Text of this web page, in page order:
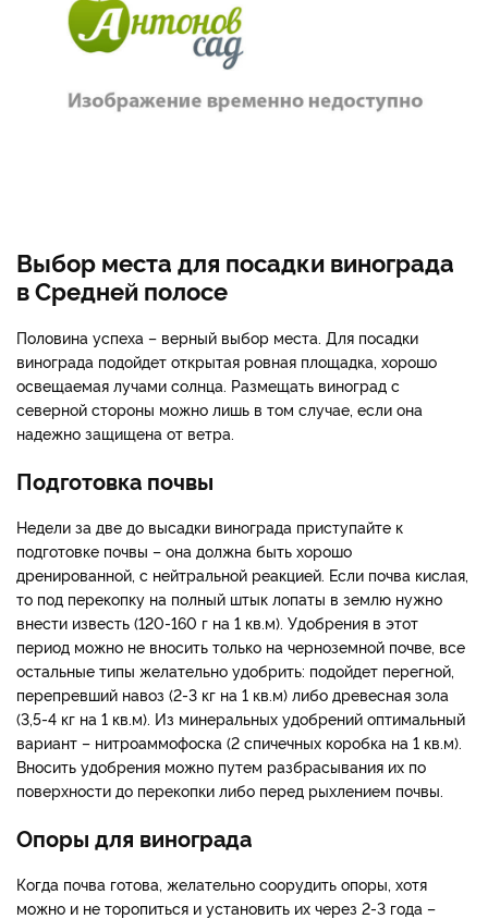
Выбор места для посадки винограда
в Средней полосе
Половина успеха – верный выбор места. Для посадки
винограда подойдет открытая ровная площадка, хорошо
освещаемая лучами солнца. Размещать виноград с
северной стороны можно лишь в том случае, если она
надежно защищена от ветра.
Подготовка почвы
Недели за две до высадки винограда приступайте к
подготовке почвы – она должна быть хорошо
дренированной, с нейтральной реакцией. Если почва кислая,
то под перекопку на полный штык лопаты в землю нужно
внести известь (120-160 г на 1 кв.м). Удобрения в этот
период можно не вносить только на черноземной почве, все
остальные типы желательно удобрить: подойдет перегной,
перепревший навоз (2-3 кг на 1 кв.м) либо древесная зола
(3,5-4 кг на 1 кв.м). Из минеральных удобрений оптимальный
вариант – нитроаммофоска (2 спичечных коробка на 1 кв.м).
Вносить удобрения можно путем разбрасывания их по
поверхности до перекопки либо перед рыхлением почвы.
Опоры для винограда
Когда почва готова, желательно соорудить опоры, хотя
можно и не торопиться и установить их через 2-3 года –